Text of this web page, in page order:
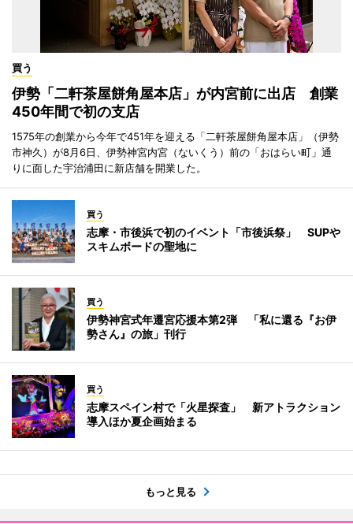
買う
伊勢「二軒茶屋餅角屋本店」が内宮前に出店 創業
450年間で初の支店
1575年の創業から今年で451年を迎える「二軒茶屋餅角屋本店」（伊勢
市神久）が8月6日、伊勢神宮内宮（ないくう）前の「おはらい町」通
りに面した宇治浦田に新店舗を開業した。
買う
志摩・市後浜で初のイベント「市後浜祭」 SUPや
スキムボードの聖地に
買う
伊勢神宮式年遷宮応援本第2弾 「私に還る『お伊
勢さん』の旅」刊行
買う
志摩スペイン村で「火星探査」 新アトラクション
導入ほか夏企画始まる
もっと見る